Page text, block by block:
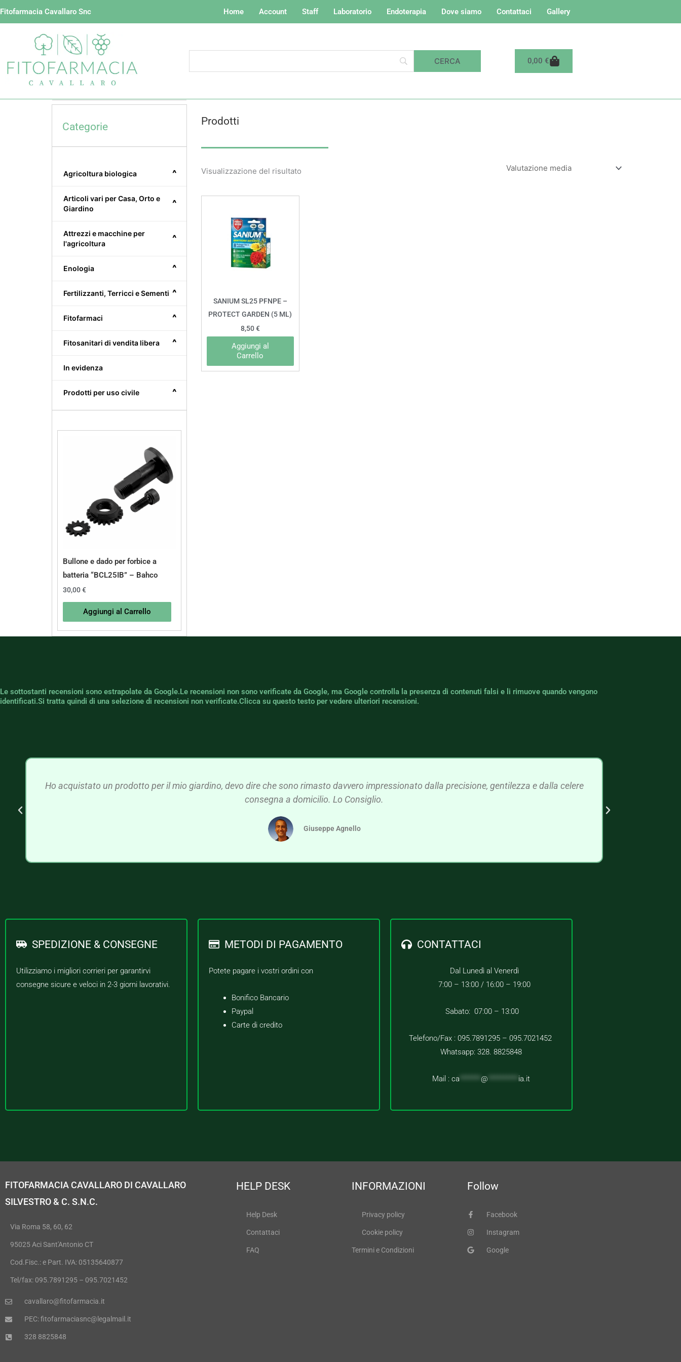
Vai
Fitofarmacia Cavallaro Snc Home Account Staff Laboratorio Endoterapia Dove siamo Contattaci Gallery
0,00 €Carrello
Categorie
^
Agricoltura biologica
^
Articoli vari per Casa, Orto e
Giardino
^
Attrezzi e macchine per
l'agricoltura
^
Enologia
^
Fertilizzanti, Terricci e Sementi
^
Fitofarmaci
^
Fitosanitari di vendita libera
In evidenza
^
Prodotti per uso civile
Bullone e dado per forbice a
batteria “BCL25IB” – Bahco
30,00€
Aggiungi al Carrello
Prodotti
Visualizzazione del risultato
SANIUM SL25 PFNPE –
PROTECT GARDEN (5 ML)
8,50€
Aggiungi al
Carrello
Le sottostanti recensioni sono estrapolate da Google.Le recensioni non sono verificate da Google, ma Google controlla la presenza di contenuti falsi e li rimuove quando vengono
identificati.Si tratta quindi di una selezione di recensioni non verificate.Clicca su questo testo per vedere ulteriori recensioni.
Ho acquistato un prodotto per il mio giardino, devo dire che sono rimasto davvero impressionato dalla precisione, gentilezza e dalla celere
consegna a domicilio. Lo Consiglio.
Giuseppe Agnello
SPEDIZIONE & CONSEGNE
Utilizziamo i migliori corrieri per garantirvi
consegne sicure e veloci in 2-3 giorni lavorativi.
METODI DI PAGAMENTO
Potete pagare i vostri ordini con
Bonifico Bancario
Paypal
Carte di credito
CONTATTACI
Dal Lunedì al Venerdì
7:00 – 13:00 / 16:00 – 19:00
Sabato: 07:00 – 13:00
Telefono/Fax : 095.7891295 – 095.7021452
Whatsapp: 328. 8825848
Mail :ca *******@ ia.it
FITOFARMACIA CAVALLARO DI CAVALLARO
SILVESTRO & C. S.N.C.
Via Roma 58, 60, 62
95025 Aci Sant'Antonio CT
Cod.Fisc.: e Part. IVA: 05135640877
Tel/fax: 095.7891295 – 095.7021452
cavallaro@fitofarmacia.it
PEC: fitofarmaciasnc@legalmail.it
328 8825848
HELP DESK
Help Desk
Contattaci
FAQ
INFORMAZIONI
Privacy policy
Cookie policy
Termini e Condizioni
Follow
Facebook
Instagram
Google